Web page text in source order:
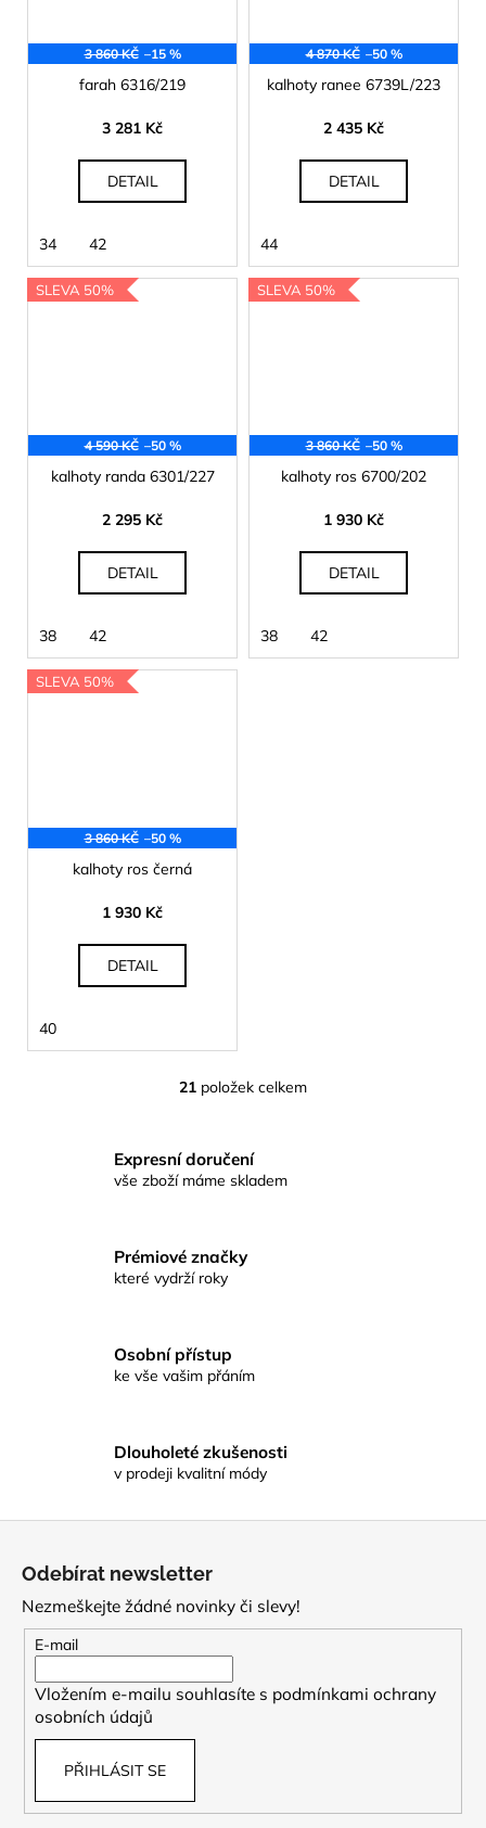
3 860 KČ –15 %
farah 6316/219
3 281 Kč
DETAIL
34 42
4 870 KČ –50 %
kalhoty ranee 6739L/223
2 435 Kč
DETAIL
44
SLEVA 50%
4 590 KČ –50 %
kalhoty randa 6301/227
2 295 Kč
DETAIL
38 42
SLEVA 50%
3 860 KČ –50 %
kalhoty ros 6700/202
1 930 Kč
DETAIL
38 42
SLEVA 50%
3 860 KČ –50 %
kalhoty ros černá
1 930 Kč
DETAIL
40
O
á
d
í
y
p
i
u
21 položek celkem
Expresní doručení
vše zboží máme skladem
Prémiové značky
které vydrží roky
Osobní přístup
ke vše vašim přáním
Dlouholeté zkušenosti
v prodeji kvalitní módy
Odebírat newsletter
Nezmeškejte žádné novinky či slevy!
E-mail
Vložením e-mailu souhlasíte s podmínkami ochrany
osobních údajů
PŘIHLÁSIT SE